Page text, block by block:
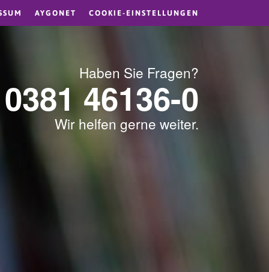
AYGONET COOKIE-EINSTELLUNGEN
Haben Sie Fragen?
0381 46136-0
Wir helfen gerne weiter.